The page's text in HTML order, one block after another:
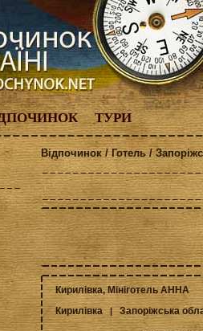
ТУРИ
Відпочинок / Готель /
Кирилівка, Мініготель АННА
Кирилівка |Запоріжська